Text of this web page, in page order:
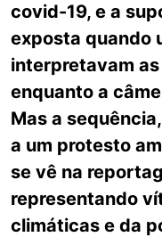
covid-19, e a
exposta quando
interpretavam
enquanto a
Mas a
a um protesto
se vê na
representando
climáticas e da